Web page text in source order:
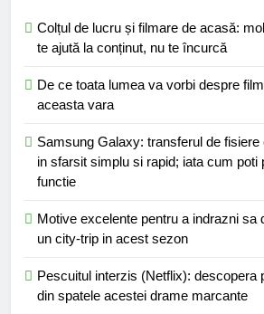
Colțul de lucru și filmare de acasă:
te ajută la conținut, nu te încurcă
De ce toata lumea va vorbi despre
aceasta vara
Samsung Galaxy: transferul de fisiere
in sfarsit simplu si rapid; iata cum poti
functie
Motive excelente pentru a indrazni sa
un city-trip in acest sezon
Pescuitul interzis (Netflix): descopera
din spatele acestei drame marcante